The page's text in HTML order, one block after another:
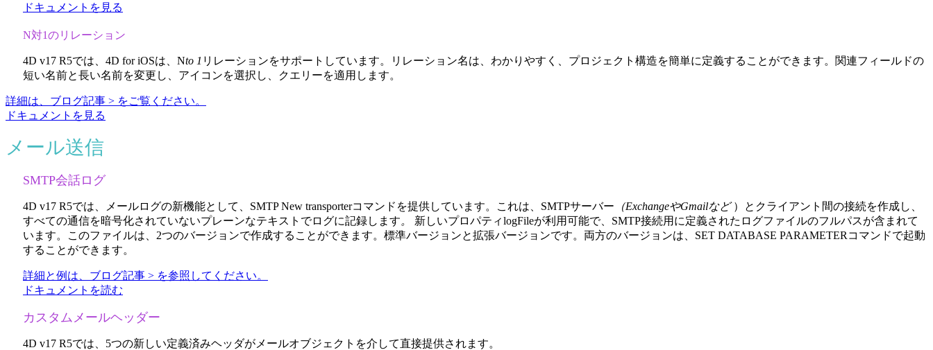
ドキュメントを見る
N対1のリレーション
4D v17 R5では、4D for iOSは、Nto 1 リレーションをサポートしています。リレーション名は、わかりやすく、プロジェクト構造を簡単に定義することができます。関連フィールドの
短い名前と長い名前を変更し、アイコンを選択し、クエリーを適用します。
詳細は、ブログ記事 > をご覧ください。
ドキュメントを見る
メール送信
SMTP会話ログ
4D v17 R5では、メールログの新機能として、 SMTP New transporterコマンドを提供しています。これは、SMTPサーバー （ExchangeやGmailなど）とクライアント間の接続を作成し、
すべての通信を暗号化されていないプレーンなテキストでログに記録します。 新しいプロパティlogFileが利用可能で、SMTP接続用に定義されたログファイルのフルパスが含まれて
います。このファイルは、2つのバージョンで作成することができます。標準バージョンと拡張バージョンです。両方のバージョンは、 SET DATABASE PARAMETER コマンドで起動
することができます。
詳細と例は、ブログ記事 > を参照してください。
ドキュメントを読む
カスタムメールヘッダー
4D v17 R5では、5つの新しい定義済みヘッダがメールオブジェクトを介して直接提供されます。